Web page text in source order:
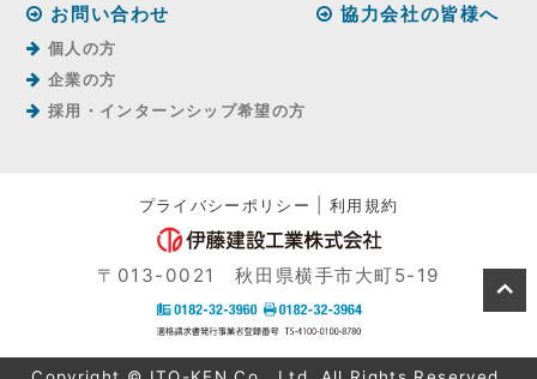
お問い合わせ
個人の方
企業の方
採用・インターンシップ希望の方
協力会社の皆様へ
プライバシーポリシー |利用規約
〒013-0021 秋田県横手市大町5-19